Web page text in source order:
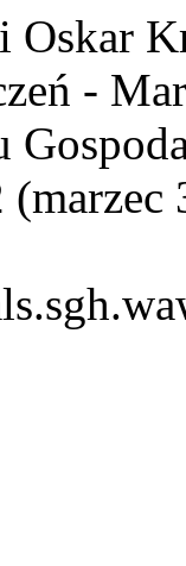
Oskar
-